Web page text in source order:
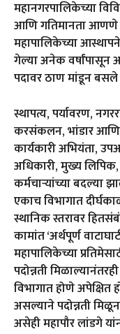
महानगरपालिकेच्या
आणि गतिमानता आणणे
महापालिकेच्या
गेल्या अनेक
पदावर ठाण मांडून
स्थापत्य, पर्यावरण,
करसंकलन, भांडार आणि
कार्यकारी अभियंता,
अधिकारी, मुख्य
कर्मचाऱ्यांच्या बदल्या
एकाच विभागात
स्थानिक स्तरावर
कामांत ‘अर्थपूर्ण
महापालिकेच्या
पदोन्नती
विभागात होणे अपेक्षित
असल्याने पदोन्नती
असेही महापौर लांडगे